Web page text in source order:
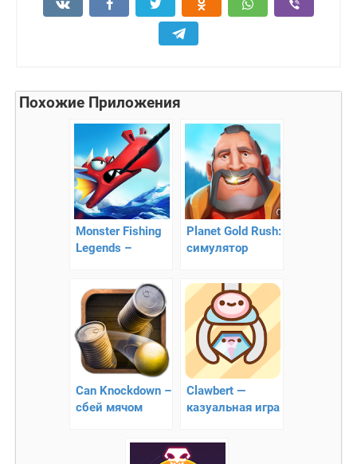
Похожие Приложения
Monster Fishing
Legends –
открытое море
Planet Gold Rush:
симулятор
Can Knockdown –
сбей мячом
Clawbert —
казуальная игра